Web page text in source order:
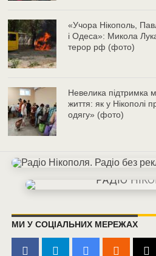
«Учора Нікополь,
і Одеса»: Микола
терор рф (фото)
Невелика підтримка
життя: як у Нікополі
одягу» (фото)
МИ У СОЦІАЛЬНИХ МЕРЕЖАХ